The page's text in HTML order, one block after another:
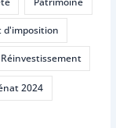
d'imposition
Réinvestissement
2024